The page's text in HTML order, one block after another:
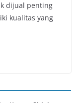
dijual penting
kualitas yang